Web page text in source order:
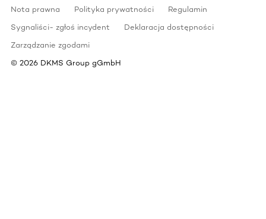
Nota prawna Polityka prywatności
Regulamin
Sygnaliści- zgłoś incydent
Deklaracja dostępności
Zarządzanie zgodami
© 2026 DKMS Group gGmbH